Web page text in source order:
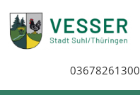
to
content
03678261300